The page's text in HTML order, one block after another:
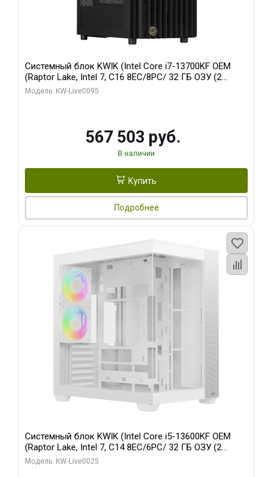
Системный блок KWIK (Intel Core i7-13700KF OEM
(Raptor Lake, Intel 7, C16 8EC/8PC/ 32 ГБ ОЗУ (2
модуля)/ Afox RTX4090 24GB GDDR6X 384-Bit 3xDP
Модель: KW-Live0095
567 503 руб.
В наличии
Купить
Подробнее
Системный блок KWIK (Intel Core i5-13600KF OEM
(Raptor Lake, Intel 7, C14 8EC/6PC/ 32 ГБ ОЗУ (2
модуля)/ Gigabyte RTX5060 WINDFORCE OC 8GB
Модель: KW-Live0025